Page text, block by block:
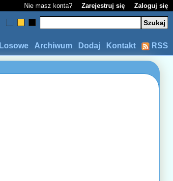
Nie masz konta? Zarejestruj się Zaloguj się
RSS
Kontakt
Dodaj
Archiwum
Losowe